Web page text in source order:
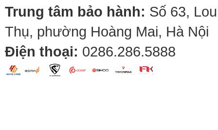
Trung tâm bảo hành: Số 63,
Thụ, phường Hoàng Mai, Hà Nội
Điện thoại: 0286.286.5888